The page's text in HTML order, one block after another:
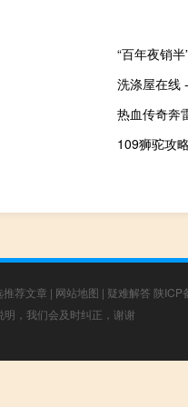
“百年夜销
洗涤屋在线
热血传奇奔
109狮驼攻
推荐文章 | 网站地图 | 疑难解答 陕ICP
，我们会及时纠正，谢谢